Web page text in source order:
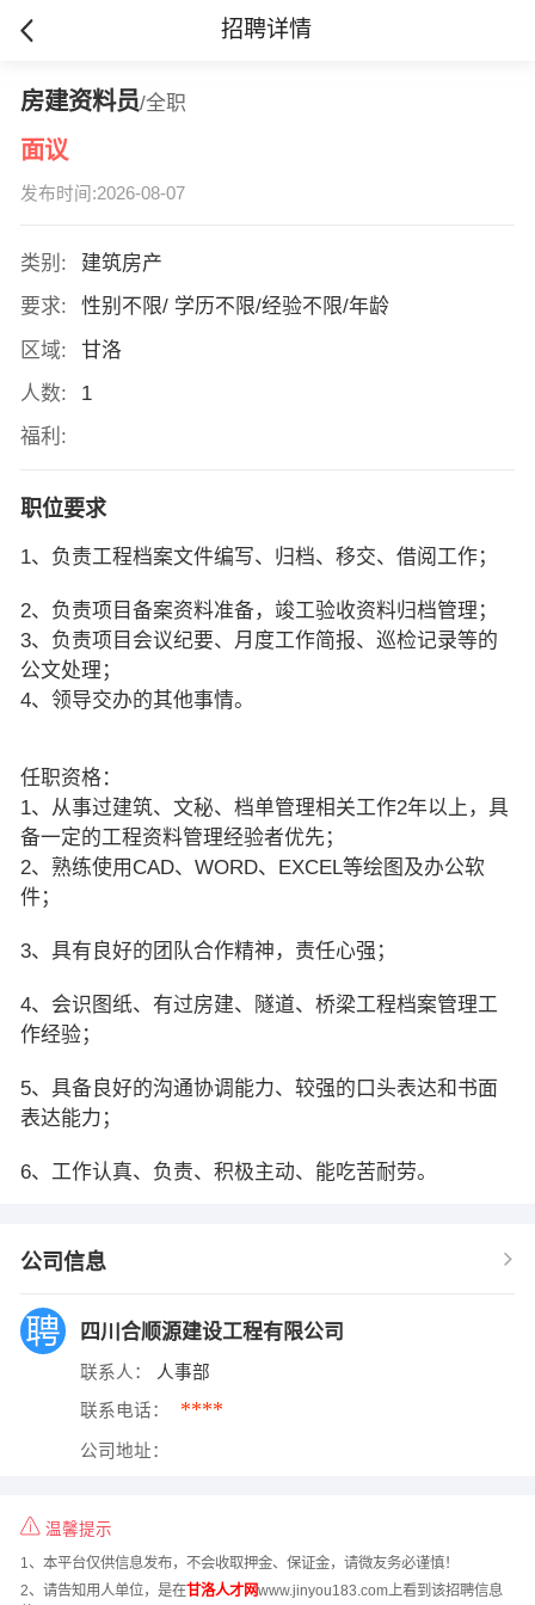
招聘详情
房建资料员/全职
面议
发布时间:2026-08-07
类别:
建筑房产
要求:
性别不限/ 学历不限/经验不限/年龄
区域:
甘洛
人数:
1
福利:
职位要求
1、负责工程档案文件编写、归档、移交、借阅工作；
2、负责项目备案资料准备，竣工验收资料归档管理；
3、负责项目会议纪要、月度工作简报、巡检记录等的
公文处理；
4、领导交办的其他事情。
任职资格：
1、从事过建筑、文秘、档单管理相关工作2年以上，具
备一定的工程资料管理经验者优先；
2、熟练使用CAD、WORD、EXCEL等绘图及办公软
件；
3、具有良好的团队合作精神，责任心强；
4、会识图纸、有过房建、隧道、桥梁工程档案管理工
作经验；
5、具备良好的沟通协调能力、较强的口头表达和书面
表达能力；
6、工作认真、负责、积极主动、能吃苦耐劳。
公司信息
四川合顺源建设工程有限公司
联系人： 人事部
联系电话： ****
公司地址：
温馨提示
1、本平台仅供信息发布，不会收取押金、保证金，请微友务必谨慎！
2、请告知用人单位，是在甘洛人才网www.jinyou183.com上看到该招聘信息